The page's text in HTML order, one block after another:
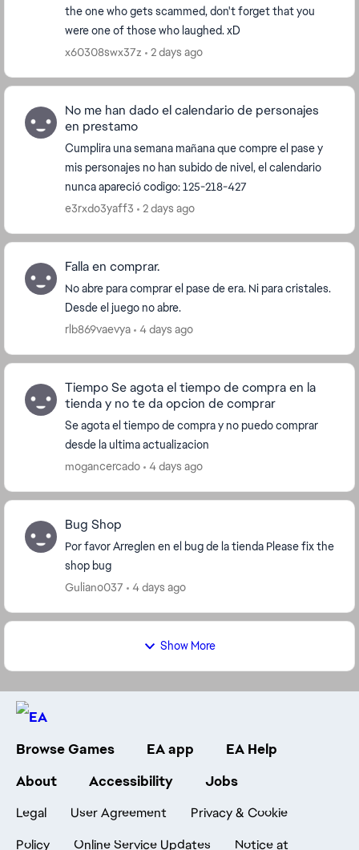
the one who gets scammed, don't forget that you
were one of those who laughed. xD
x60308swx37z
2 days ago
No me han dado el calendario de personajes
en prestamo
Cumplira una semana mañana que compre el pase y
mis personajes no han subido de nivel, el calendario
nunca apareció codigo: 125-218-427
e3rxdo3yaff3
2 days ago
Falla en comprar.
No abre para comprar el pase de era. Ni para cristales.
Desde el juego no abre.
rlb869vaevya
4 days ago
Tiempo Se agota el tiempo de compra en la
tienda y no te da opcion de comprar
Se agota el tiempo de compra y no puedo comprar
desde la ultima actualizacion
mogancercado
4 days ago
Bug Shop
Por favor Arreglen en el bug de la tienda Please fix the
shop bug
Guliano037
4 days ago
Show More
Browse Games EA app
EA Help
About
Accessibility Jobs
Legal User Agreement
Privacy & Cookie
Policy
Online Service Updates Notice at